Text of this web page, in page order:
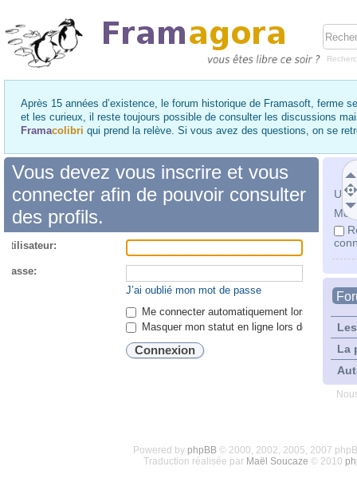
Après 15 années d’existence, le forum historique de Framasoft, ferme
et les curieux, il reste toujours possible de consulter les discussions
Framacolibri qui prend la relève. Si vous avez des questions, on se
Mot
La
Vous devez vous inscrire et vous
connecter afin de pouvoir consulter
des profils.
passe:
J’ai oublié mon mot de passe
Me connecter automatiquement lors de
Masquer mon statut en ligne lors de cette
Powered by phpBB© 2000, 2002, 2005, 2007
Traduction réalisée par Maël Soucaze © 2010